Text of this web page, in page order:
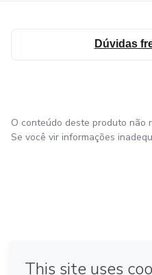
Dúvidas
O conteúdo deste produto não
Se você vir informações
Feito com ❤ na Cidade do